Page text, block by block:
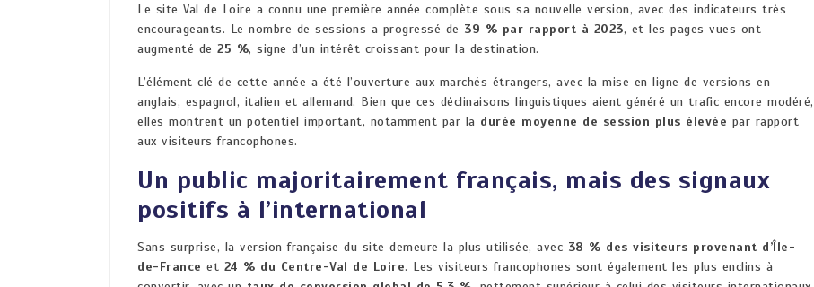
Le site Val de Loire a connu une première année complète sous sa nouvelle version, avec des indicateurs très
encourageants. Le nombre de sessions a progressé de 39 % par rapport à 2023, et les pages vues ont
augmenté de 25 %, signe d’un intérêt croissant pour la destination.
L’élément clé de cette année a été l’ouverture aux marchés étrangers, avec la mise en ligne de versions en
anglais, espagnol, italien et allemand. Bien que ces déclinaisons linguistiques aient généré un trafic encore modéré,
elles montrent un potentiel important, notamment par la durée moyenne de session plus élevée par rapport
aux visiteurs francophones.
Un public majoritairement français, mais des signaux
positifs à l’international
Sans surprise, la version française du site demeure la plus utilisée, avec 38 % des visiteurs provenant d’Île-
de-France et 24 % du Centre-Val de Loire. Les visiteurs francophones sont également les plus enclins à